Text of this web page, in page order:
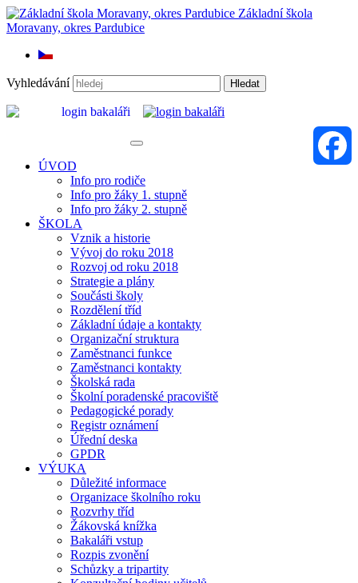
Základní škola
Moravany, okres Pardubice
Vyhledávání Hledat
ÚVOD
Info pro rodiče
Info pro žáky 1. stupně
Info pro žáky 2. stupně
ŠKOLA
Vznik a historie
Vývoj do roku 2018
Rozvoj od roku 2018
Strategie a plány
Součásti školy
Rozdělení tříd
Základní údaje a kontakty
Organizační struktura
Zaměstnanci funkce
Zaměstnanci kontakty
Školská rada
Školní poradenské pracoviště
Pedagogické porady
Registr oznámení
Úřední deska
GPDR
VÝUKA
Důležité informace
Organizace školního roku
Rozvrhy tříd
Žákovská knížka
Bakaláři vstup
Rozpis zvonění
Schůzky a tripartity